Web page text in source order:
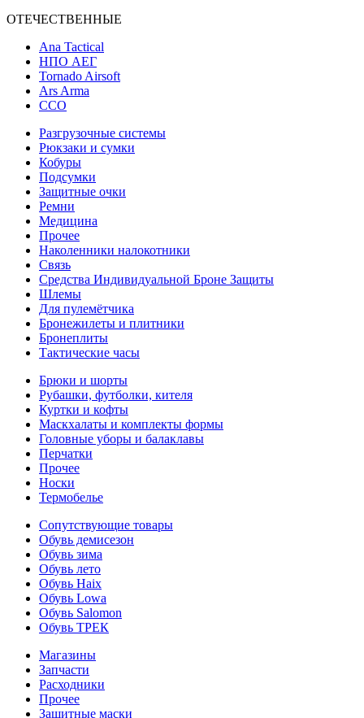
ОТЕЧЕСТВЕННЫЕ
Ana Tactical
НПО АЕГ
Tornado Airsoft
Ars Arma
ССО
Разгрузочные системы
Рюкзаки и сумки
Кобуры
Подсумки
Защитные очки
Ремни
Медицина
Прочее
Наколенники налокотники
Связь
Средства Индивидуальной Броне Защиты
Шлемы
Для пулемётчика
Бронежилеты и плитники
Бронеплиты
Тактические часы
Брюки и шорты
Рубашки, футболки, кителя
Куртки и кофты
Маскхалаты и комплекты формы
Головные уборы и балаклавы
Перчатки
Прочее
Носки
Термобелье
Сопутствующие товары
Обувь демисезон
Обувь зима
Обувь лето
Обувь Haix
Обувь Lowa
Обувь Salomon
Обувь ТРЕК
Магазины
Запчасти
Расходники
Прочее
Защитные маски